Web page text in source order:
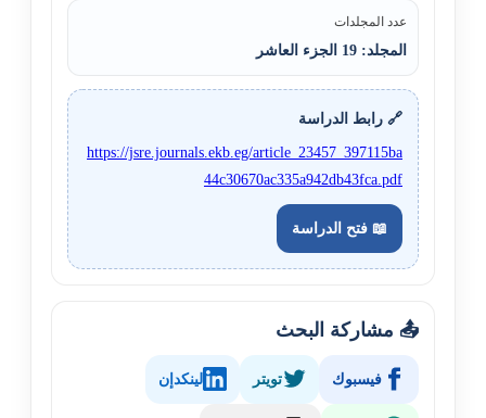
عدد المجلدات
المجلد: 19 الجزء العاشر
🔗 رابط الدراسة
https://jsre.journals.ekb.eg/article_23457_397115ba
44c30670ac335a942db43fca.pdf
📖 فتح الدراسة
📤 مشاركة البحث
فيسبوك تويتر لينكدإن